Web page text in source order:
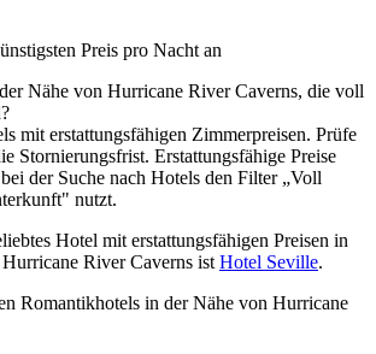
Preis pro Nacht an
Nähe von Hurricane River Caverns, die voll
mit erstattungsfähigen Zimmerpreisen. Prüfe
Stornierungsfrist. Erstattungsfähige Preise
der Suche nach Hotels den Filter „Voll
nutzt.
Hotel mit erstattungsfähigen Preisen in
River Caverns ist Hotel Seville.
Romantikhotels in der Nähe von Hurricane